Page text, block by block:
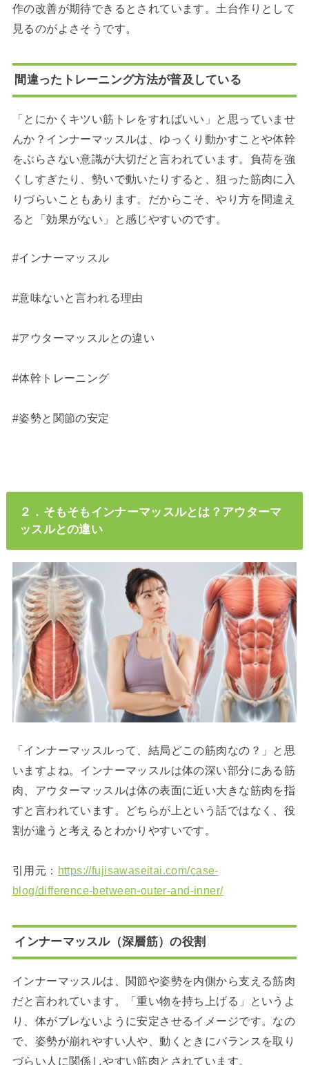
作の改善が期待できるとされています。土台作りとして
見るのがよさそうです。
間違ったトレーニング方法が普及している
「とにかくキツい筋トレをすればいい」と思っていませ
んか？インナーマッスルは、ゆっくり動かすことや体幹
をぶらさない意識が大切だと言われています。負荷を強
くしすぎたり、勢いで動いたりすると、狙った筋肉に入
りづらいこともあります。だからこそ、やり方を間違え
ると「効果がない」と感じやすいのです。
#インナーマッスル
#意味ないと言われる理由
#アウターマッスルとの違い
#体幹トレーニング
#姿勢と関節の安定
２．そもそもインナーマッスルとは？アウターマ
ッスルとの違い
「インナーマッスルって、結局どこの筋肉なの？」と思
いますよね。インナーマッスルは体の深い部分にある筋
肉、アウターマッスルは体の表面に近い大きな筋肉を指
すと言われています。どちらが上という話ではなく、役
割が違うと考えるとわかりやすいです。
引用元： https://fujisawaseitai.com/case-
blog/difference-between-outer-and-inner/
インナーマッスル（深層筋）の役割
インナーマッスルは、関節や姿勢を内側から支える筋肉
だと言われています。「重い物を持ち上げる」というよ
り、体がブレないように安定させるイメージです。なの
で、姿勢が崩れやすい人や、動くときにバランスを取り
づらい人に関係しやすい筋肉とされています。